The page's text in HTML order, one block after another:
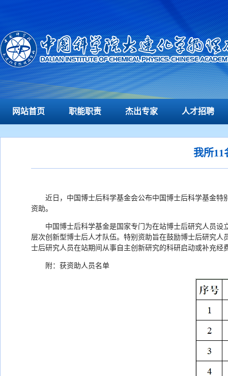
网站首页 职能职责 杰出专家 人才招聘
我所11
近日，中国博士后科学基金会公布中国博士后科学基金
资助。
中国博士后科学基金是国家专门为在站博士后研究人员
层次创新型博士后人才队伍。特别资助旨在鼓励博士后研究
士后研究人员在站期间从事自主创新研究的科研启动或补充经
附：获资助人员名单